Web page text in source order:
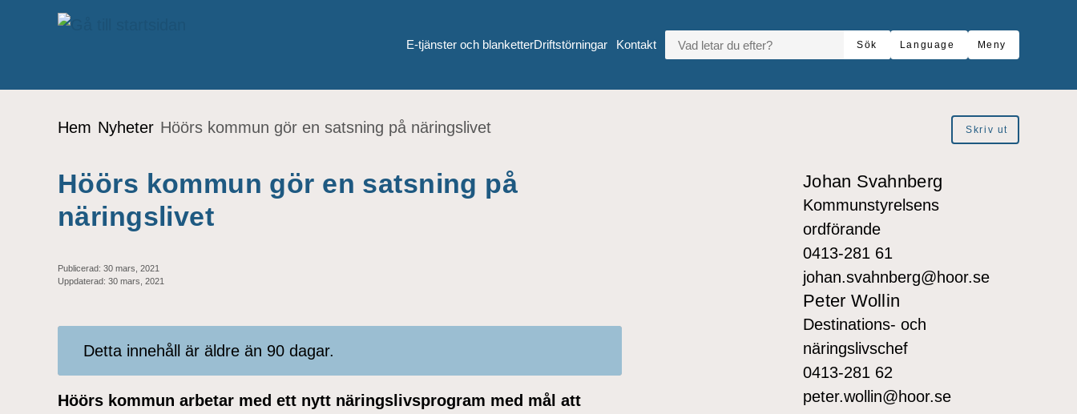
Gå till innehåll
E-tjänster och blanketterDriftstörningar Kontakt
VAD LETAR DU EFTER?
Sök
Language Meny
Du är här:
Hem Nyheter Höörs kommun gör en satsning på näringslivet Skriv ut
Höörs kommun gör en satsning på
näringslivet
Publicerad: 30 mars, 2021
Uppdaterad: 30 mars, 2021
Detta innehåll är äldre än 90 dagar.
Höörs kommun arbetar med ett nytt näringslivsprogram med mål att
Johan Svahnberg
Kommunstyrelsens
ordförande
0413-281 61
johan.svahnberg@hoor.se
Peter Wollin
Destinations- och
näringslivschef
0413-281 62
peter.wollin@hoor.se